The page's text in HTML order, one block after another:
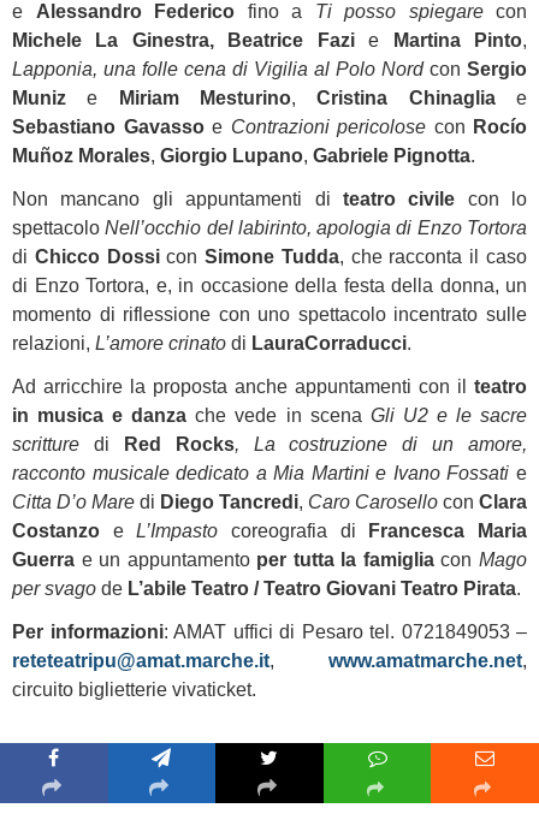
e Alessandro Federico fino a Ti posso spiegare con
Michele La Ginestra, Beatrice Fazie Martina Pinto,
Lapponia, una folle cena di Vigilia al Polo Nord con Sergio
Muniz e Miriam Mesturino,Cristina Chinagliae
Sebastiano Gavassoe Contrazioni pericolose con Rocío
Muñoz Morales, Giorgio Lupano, Gabriele Pignotta.
Non mancano gli appuntamenti di teatro civile con lo
spettacoloNell’occhio del labirinto, apologia di Enzo Tortora
di Chicco Dossicon Simone Tudda, che racconta il caso
di Enzo Tortora, e, in occasione della festa della donna, un
momento di riflessione con uno spettacolo incentrato sulle
relazioni, L’amore crinato di LauraCorraducci.
Ad arricchire la proposta anche appuntamenti con il teatro
in musica e danza che vede in scena Gli U2 e le sacre
scritture di Red Rocks, La costruzione di un amore,
racconto musicale dedicato a Mia Martini e Ivano Fossati e
Citta D’o Mare di Diego Tancredi, Caro Carosello con Clara
Costanzo eL’Impasto coreografia di
Francesca Maria
Guerra e un appuntamento per tutta la famigliaconMago
per svago de L’abile Teatro / Teatro Giovani Teatro Pirata.
Per informazioni: AMAT uffici di Pesaro tel. 0721849053 –
reteteatripu@amat.marche.it, www.amatmarche.net,
circuito biglietterie vivaticket.